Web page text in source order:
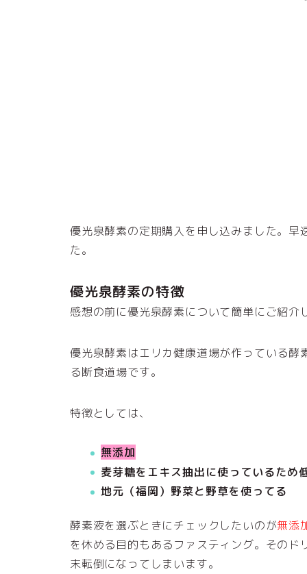
優光泉酵素の定期購入を申し込みました。
た。
優光泉酵素の特徴
感想の前に優光泉酵素について簡単にご紹介
優光泉酵素はエリカ健康道場が作っている
る断食道場です。
特徴としては、
無添加
麦芽糖をエキス抽出に使っているため
地元（福岡）野菜と野草を使ってる
酵素液を選ぶときにチェックしたいのが無添
を休める目的もあるファスティング。その
末転倒になってしまいます。